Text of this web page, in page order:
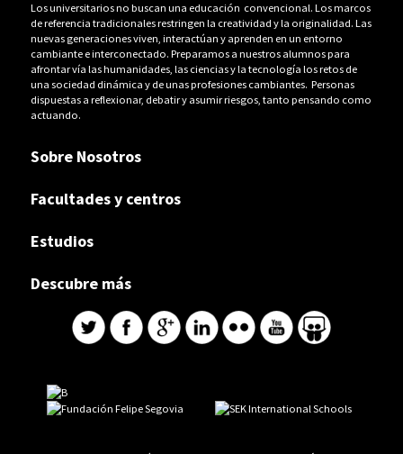
Los universitarios no buscan una educación convencional. Los marcos
de referencia tradicionales restringen la creatividad y la originalidad. Las
nuevas generaciones viven, interactúan y aprenden en un entorno
cambiante e interconectado. Preparamos a nuestros alumnos para
afrontar vía las humanidades, las ciencias y la tecnología los retos de
una sociedad dinámica y de unas profesiones cambiantes. Personas
dispuestas a reflexionar, debatir y asumir riesgos, tanto pensando como
actuando.
Sobre Nosotros
Facultades y centros
Estudios
Descubre más